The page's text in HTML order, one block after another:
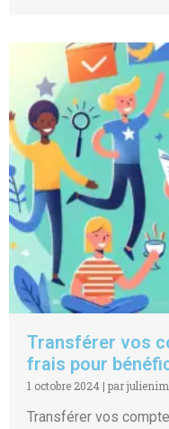
Transférer vos
frais pour
1 octobre 2024 | par
Transférer vos